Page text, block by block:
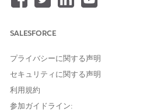
データローダのバッチサイズ
APEX トリガが設定されていな
250 件目レコードのみエラーと
影響はありません。
SALESFORCE
プライバシーに関する声明
セキュリティに関する声明
利用規約
参加ガイドライン: